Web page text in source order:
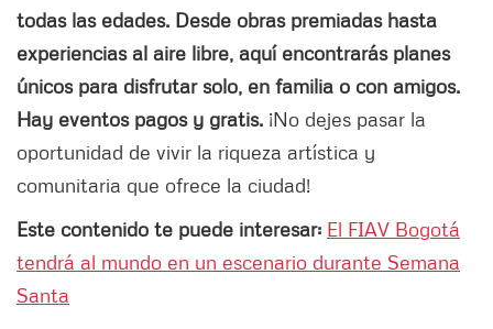
todas las edades. Desde obras premiadas hasta
experiencias al aire libre, aquí encontrarás planes
únicos para disfrutar solo, en familia o con amigos.
Hay eventos pagos y gratis. ¡No dejes pasar la
oportunidad de vivir la riqueza artística y
comunitaria que ofrece la ciudad!
Este contenido te puede interesar: El FIAV Bogotá
tendrá al mundo en un escenario durante Semana
Santa